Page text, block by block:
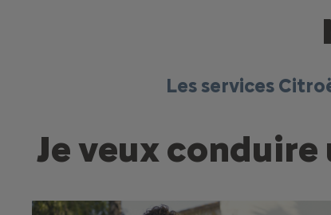
Les services
Je veux conduire